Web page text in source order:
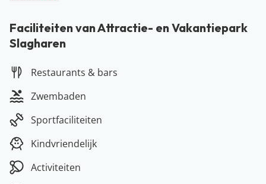
vakantiepark ook toegang hebt tot zwemparadijs Aqua
Mexicana? Dit waterpark is het hele jaar geopend.
Faciliteiten van Attractie- en Vakantiepark
Slagharen
Restaurants & bars
Zwembaden
Sportfaciliteiten
Kindvriendelijk
Activiteiten